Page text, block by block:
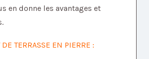
en donne les avantages et
TERRASSE EN PIERRE :